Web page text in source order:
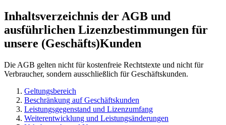
Inhaltsverzeichnis der AGB und
ausführlichen Lizenzbestimmungen für
unsere (Geschäfts)Kunden
Die AGB gelten nicht für kostenfreie Rechtstexte und nicht für
Verbraucher, sondern ausschließlich für Geschäftskunden.
Geltungsbereich
Beschränkung auf Geschäftskunden
Leistungsgegenstand und Lizenzumfang
Weiterentwicklung und Leistungsänderungen